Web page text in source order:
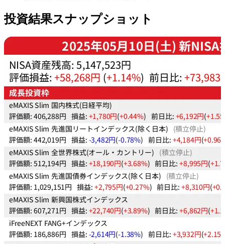
投資結果スナップショット